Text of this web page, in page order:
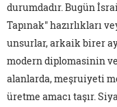
durumdadır. Bugün
Tapınak" hazırlıkları
unsurlar, arkaik birer
modern diplomasinin
alanlarda, meşruiyeti
üretme amacı taşır.